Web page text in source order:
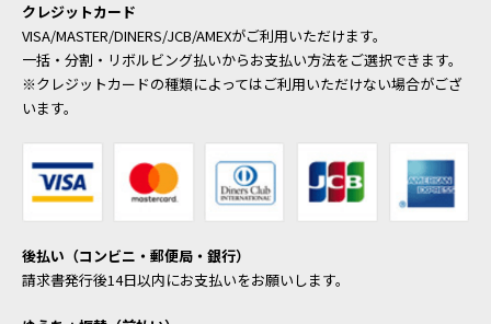
クレジットカード
VISA/MASTER/DINERS/JCB/AMEXがご利用いただけます。
一括・分割・リボルビング払いからお支払い方法をご選択できます。
※クレジットカードの種類によってはご利用いただけない場合がござ
います。
後払い（コンビニ・郵便局・銀行）
請求書発行後14日以内にお支払いをお願いします。